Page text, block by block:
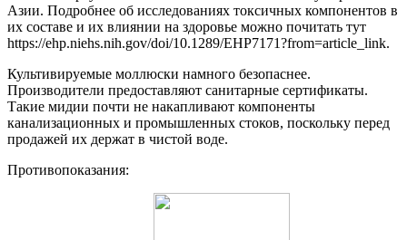
Азии. Подробнее об исследованиях токсичных компонентов в
их составе и их влиянии на здоровье можно почитать тут
https://ehp.niehs.nih.gov/doi/10.1289/EHP7171?from=article_link.
Культивируемые моллюски намного безопаснее.
Производители предоставляют санитарные сертификаты.
Такие мидии почти не накапливают компоненты
канализационных и промышленных стоков, поскольку перед
продажей их держат в чистой воде.
Противопоказания: